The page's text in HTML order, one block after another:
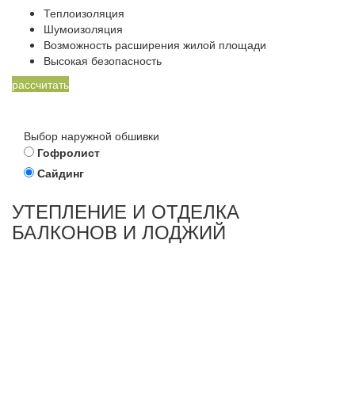
Теплоизоляция
Шумоизоляция
Возможность расширения жилой площади
Высокая безопасность
рассчитать
Выбор наружной обшивки
Гофролист
Сайдинг
УТЕПЛЕНИЕ И ОТДЕЛКА
БАЛКОНОВ И ЛОДЖИЙ